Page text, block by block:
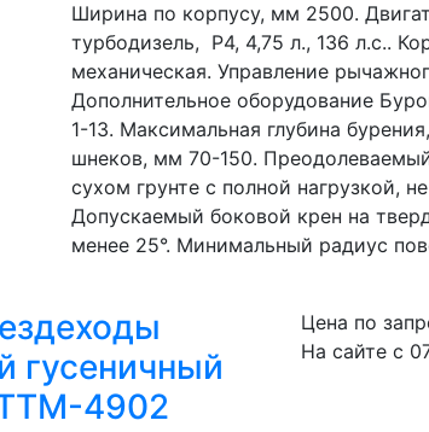
Ширина по корпусу, мм 2500.
турбодизель,  Р4, 4,75 л., 136 л.с..
механическая. Управление
Дополнительное оборудование
1-13. Максимальная глубина
шнеков, мм 70-150.
сухом грунте с полной нагрузкой,
Допускаемый боковой крен на
менее 25°. Минимальный радиус
гусеничный
4902
Цена по
На сайте с